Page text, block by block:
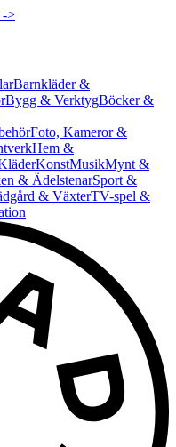
->
Barnkläder &
Bygg & VerktygBöcker &
Foto, Kameror &
Hem &
KonstMusikMynt &
& ÄdelstenarSport &
& VäxterTV-spel &